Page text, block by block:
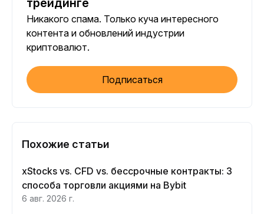
трейдинге
Никакого спама. Только куча интересного
контента и обновлений индустрии
криптовалют.
Подписаться
Похожие статьи
xStocks vs. CFD vs. бессрочные контракты: 3
способа торговли акциями на Bybit
6 авг. 2026 г.